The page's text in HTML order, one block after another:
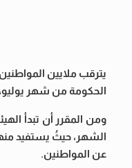
الحكومة من شهر
ومن المقرر أن تبدأ
عن المواطنين.